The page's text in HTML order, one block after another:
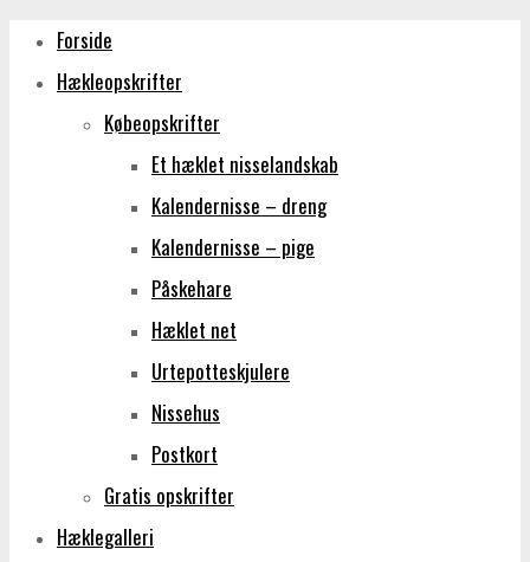
VIVI
LYKKEGAARD
HÆKLEOPSKRIFTER.
Forside
Hækleopskrifter
Købeopskrifter
Et hæklet nisselandskab
Kalendernisse – dreng
Kalendernisse – pige
Påskehare
Hæklet net
Urtepotteskjulere
Nissehus
Postkort
Gratis opskrifter
Hæklegalleri